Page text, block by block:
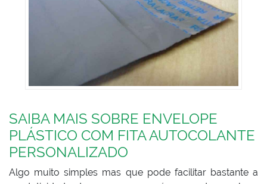
SAIBA MAIS SOBRE ENVELOPE
PLÁSTICO COM FITA AUTOCOLANTE
PERSONALIZADO
Algo muito simples mas que pode facilitar bastante a